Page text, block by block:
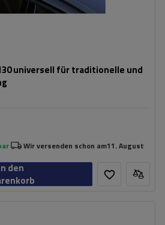
universell für traditionelle und
Wir versenden schon am11. August
den